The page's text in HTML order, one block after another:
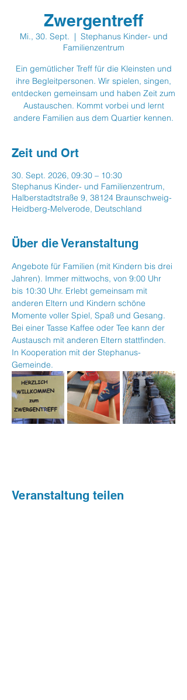
Zwergentreff
Mi., 30. Sept.
  |
Stephanus Kinder- und
Familienzentrum
Ein gemütlicher Treff für die Kleinsten und
ihre Begleitpersonen. Wir spielen, singen,
entdecken gemeinsam und haben Zeit zum
Austauschen. Kommt vorbei und lernt
andere Familien aus dem Quartier kennen.
Zeit und Ort
30. Sept. 2026, 09:30 – 10:30
Stephanus Kinder- und Familienzentrum,
Halberstadtstraße 9, 38124 Braunschweig-
Heidberg-Melverode, Deutschland
Über die Veranstaltung
Angebote für Familien (mit Kindern bis drei
Jahren). Immer mittwochs, von 9:00 Uhr
bis 10:30 Uhr. Erlebt gemeinsam mit
anderen Eltern und Kindern schöne
Momente voller Spiel, Spaß und Gesang.
Bei einer Tasse Kaffee oder Tee kann der
Austausch mit anderen Eltern stattfinden.
In Kooperation mit der Stephanus-
Gemeinde.
Veranstaltung teilen